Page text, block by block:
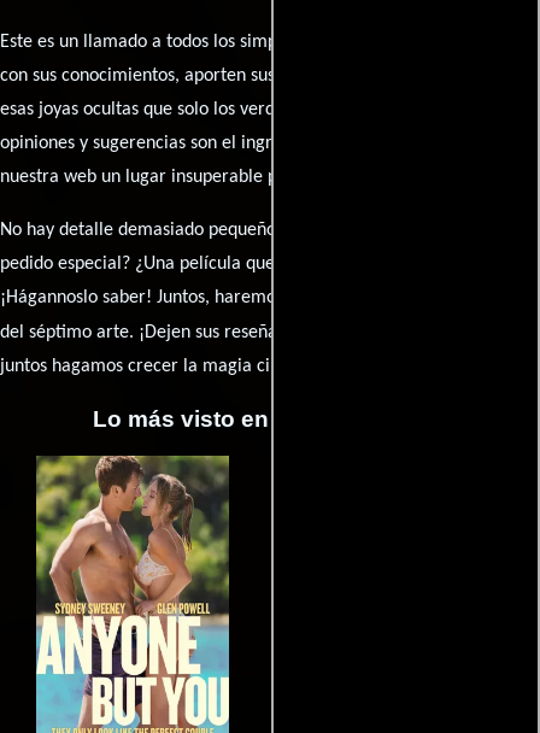
Este es un llamado a todos los simpatizantes del cine: contribuyan
con sus conocimientos, aporten sus descubrimientos y compartan
esas joyas ocultas que solo los verdaderos fanáticos conocen. Sus
opiniones y sugerencias son el ingrediente secreto que hará de
nuestra web un lugar insuperable para los amantes del celuloide.
No hay detalle demasiado pequeño ni opinión insignificante. ¿Algún
pedido especial? ¿Una película que sueñas con ver reseñada?
¡Hágannoslo saber! Juntos, haremos de esta comunidad el epicentro
del séptimo arte. ¡Dejen sus reseña en la
juntos hagamos crecer la magia cinematográfica!
Lo más visto en Cineyseries.net